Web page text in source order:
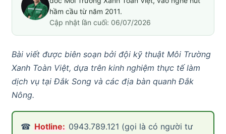
hầm cầu từ năm 2011.
Cập nhật lần cuối: 06/07/2026
Bài viết được biên soạn bởi đội kỹ thuật Môi Trường
Xanh Toàn Việt, dựa trên kinh nghiệm thực tế làm
dịch vụ tại Đắk Song và các địa bàn quanh Đắk
Nông.
☎ Hotline: 0943.789.121 (gọi là có người tư